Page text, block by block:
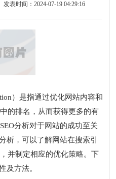
发表时间：2024-07-19 04:29:16
）是指通过优化网站内容和
的排名，从而获得更多的有
分析对于网站的成功至关
析，可以了解网站在搜索引
并制定相应的优化策略。下
及方法。